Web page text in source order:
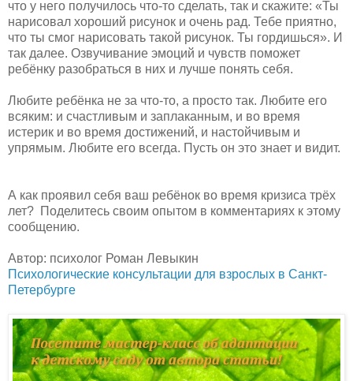
что у него получилось что-то сделать, так и скажите: «Ты
нарисовал хороший рисунок и очень рад. Тебе приятно,
что ты смог нарисовать такой рисунок. Ты гордишься». И
так далее. Озвучивание эмоций и чувств поможет
ребёнку разобраться в них и лучше понять себя.
Любите ребёнка не за что-то, а просто так. Любите его
всяким: и счастливым и заплаканным, и во время
истерик и во время достижений, и настойчивым и
упрямым. Любите его всегда. Пусть он это знает и видит.
А как проявил себя ваш ребёнок во время кризиса трёх
лет? Поделитесь своим опытом в комментариях к этому
сообщению.
Автор: психолог Роман Левыкин
Психологические консультации для взрослых в Санкт-
Петербурге